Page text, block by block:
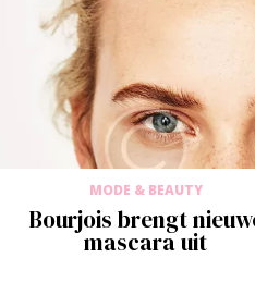
MODE & BEAUTY
Bourjois brengt
mascara uit